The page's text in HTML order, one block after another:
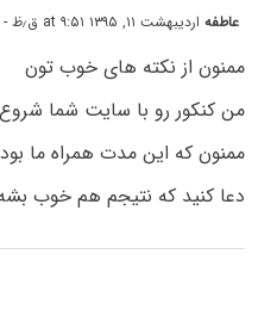
عاطفهاردیبهشت ۱۱, ۱۳۹۵ at ۹:۵۱ ق٫ظ - Reply
ممنون از نکته های خوب تون
من کنکور رو با سایت شما
ممنون که این مدت همراه ما
دعا کنید که نتیجم هم خوب